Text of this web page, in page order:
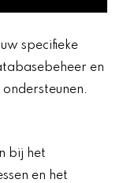
specifieke
en
bij het
en het